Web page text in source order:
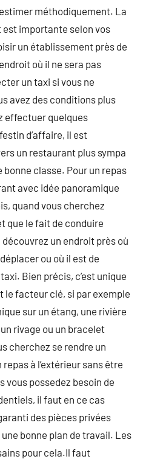
méthodiquement. La
importante selon vos
un établissement près de
où il ne sera pas
un taxi si vous ne
avez des conditions plus
effectuer quelques
d’affaire, il est
un restaurant plus sympa
bonne classe. Pour un repas
avec idée panoramique
quand vous cherchez
que le fait de conduire
un endroit près où
ou où il est de
Bien précis, c’est unique
le facteur clé, si par exemple
sur un étang, une rivière
rivage ou un bracelet
cherchez se rendre un
à l’extérieur sans être
vous possedez besoin de
il faut en ce cas
des pièces privées
bonne plan de travail. Les
pour cela.Il faut